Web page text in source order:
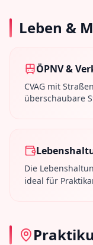
Leben &
ÖPNV &
CVAG mit
überschaubare
Die
ideal für